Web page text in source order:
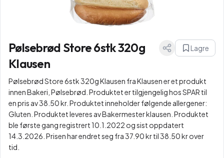
Pølsebrød Store 6stk 320g
Klausen
Lagre
Pølsebrød Store 6stk 320g Klausen fra Klausen er et produkt
innen Bakeri, Pølsebrød. Produktet er tilgjengelig hos SPAR til
en pris av 38.50 kr. Produktet inneholder følgende allergener:
Gluten. Produktet leveres av Bakermester klausen. Produktet
ble første gang registrert 10.1.2022 og sist oppdatert
14.3.2026. Prisen har endret seg fra 37.90 kr til 38.50 kr over
tid.